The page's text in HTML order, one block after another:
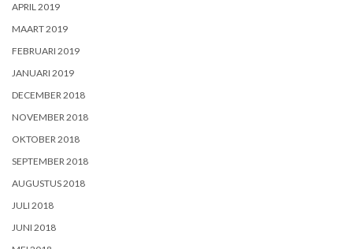
APRIL 2019
MAART 2019
FEBRUARI 2019
JANUARI 2019
DECEMBER 2018
NOVEMBER 2018
OKTOBER 2018
SEPTEMBER 2018
AUGUSTUS 2018
JULI 2018
JUNI 2018